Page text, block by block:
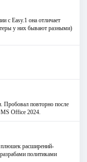
с Easy.1 она отличает
у них бывают разными)
Пробовал повторно после
MS Offiсe 2024.
расширений-
политиками